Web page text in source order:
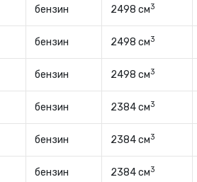
бензин 2498 см3
бензин 2498 см3
бензин 2498 см3
бензин 2384 см3
бензин 2384 см3
бензин 2384 см3